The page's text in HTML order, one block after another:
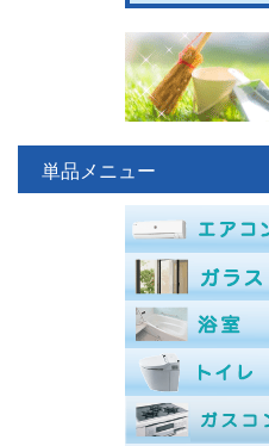
単品メニュー